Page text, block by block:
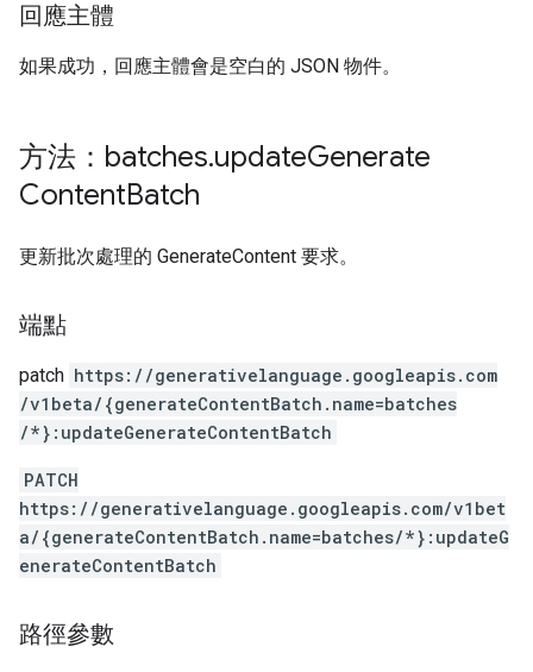
回應主體
如果成功，回應主體會是空白的 JSON 物件。
方法：batches.updateGenerate
ContentBatch
更新批次處理的 GenerateContent 要求。
端點
patch https: / /generativelanguage.googleapis.com
/v1beta/{generateContentBatch.name=batches
/*}:updateGenerateContentBatch
PATCH
https://generativelanguage.googleapis.com/v1bet
a/{generateContentBatch.name=batches/*}:updateG
enerateContentBatch
路徑參數